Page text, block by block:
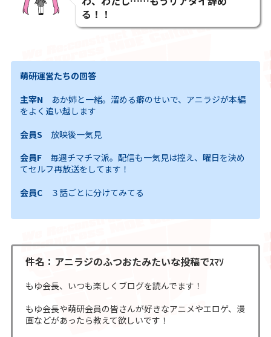
る！！
萌研運営たちの回答
主宰N あか姉と一緒。溜める癖のせいで、アニラジが本編
をよく追い越します
会員S 放映後一気見
会員F 毎週チマチマ派。配信も一気見は控え、曜日を決め
てセルフ再放送をしてます！
会員C ３話ごとに分けてみてる
件名：アニラジのふつおたみたいな投稿でｽﾏｿ
もゆ会長、いつも楽しくブログを読んでます！
もゆ会長や萌研会員の皆さんが好きなアニメやエロゲ、漫
画などがあったら教えて欲しいです！